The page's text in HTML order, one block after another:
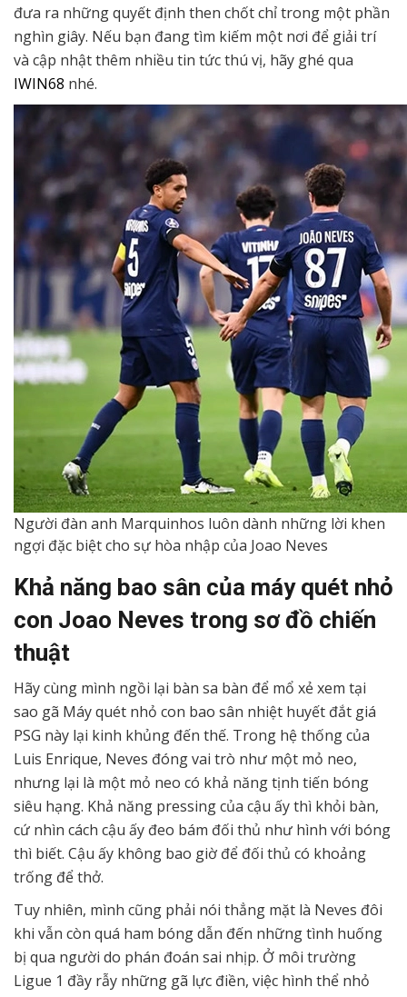
đưa ra những quyết định then chốt chỉ trong một phần
nghìn giây. Nếu bạn đang tìm kiếm một nơi để giải trí
và cập nhật thêm nhiều tin tức thú vị, hãy ghé qua
IWIN68 nhé.
Người đàn anh Marquinhos luôn dành những lời khen
ngợi đặc biệt cho sự hòa nhập của Joao Neves
Khả năng bao sân của máy quét nhỏ
con Joao Neves trong sơ đồ chiến
thuật
Hãy cùng mình ngồi lại bàn sa bàn để mổ xẻ xem tại
sao gã Máy quét nhỏ con bao sân nhiệt huyết đắt giá
PSG này lại kinh khủng đến thế. Trong hệ thống của
Luis Enrique, Neves đóng vai trò như một mỏ neo,
nhưng lại là một mỏ neo có khả năng tịnh tiến bóng
siêu hạng. Khả năng pressing của cậu ấy thì khỏi bàn,
cứ nhìn cách cậu ấy đeo bám đối thủ như hình với bóng
thì biết. Cậu ấy không bao giờ để đối thủ có khoảng
trống để thở.
Tuy nhiên, mình cũng phải nói thẳng mặt là Neves đôi
khi vẫn còn quá ham bóng dẫn đến những tình huống
bị qua người do phán đoán sai nhịp. Ở môi trường
Ligue 1 đầy rẫy những gã lực điền, việc hình thể nhỏ